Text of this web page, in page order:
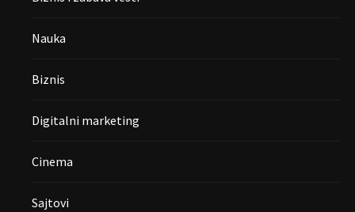
Nauka
Biznis
Digitalni marketing
Cinema
Sajtovi